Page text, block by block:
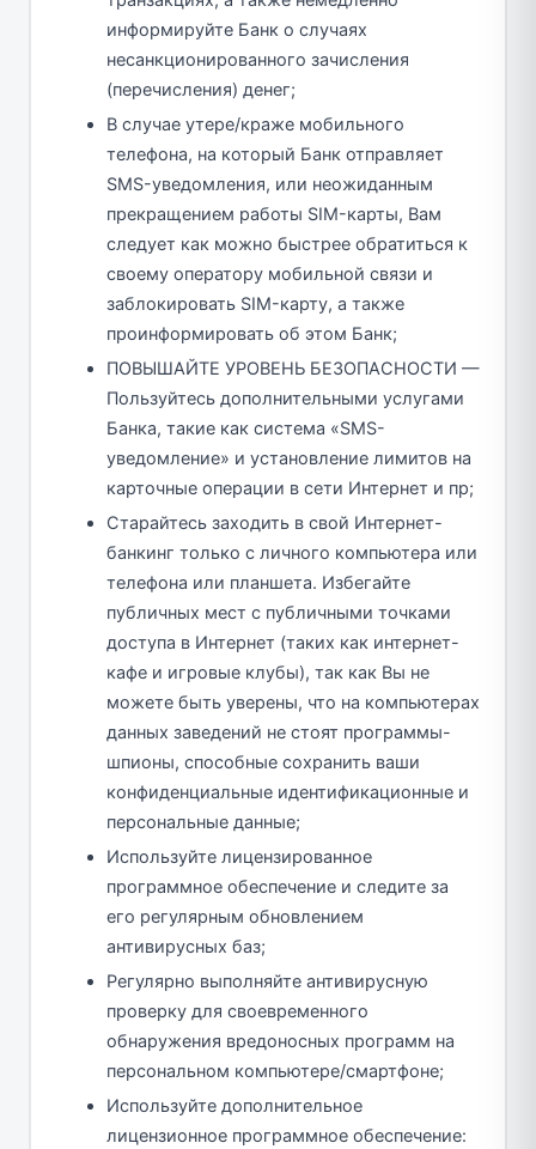
информируйте Банк о случаях
несанкционированного зачисления
(перечисления) денег;
В случае утере/краже мобильного
телефона, на который Банк отправляет
SMS-уведомления, или неожиданным
прекращением работы SIM-карты, Вам
следует как можно быстрее обратиться к
своему оператору мобильной связи и
заблокировать SIM-карту, а также
проинформировать об этом Банк;
ПОВЫШАЙТЕ УРОВЕНЬ БЕЗОПАСНОСТИ —
Пользуйтесь дополнительными услугами
Банка, такие как система «SMS-
уведомление» и установление лимитов на
карточные операции в сети Интернет и пр;
Старайтесь заходить в свой Интернет-
банкинг только с личного компьютера или
телефона или планшета. Избегайте
публичных мест с публичными точками
доступа в Интернет (таких как интернет-
кафе и игровые клубы), так как Вы не
можете быть уверены, что на компьютерах
данных заведений не стоят программы-
шпионы, способные сохранить ваши
конфиденциальные идентификационные и
персональные данные;
Используйте лицензированное
программное обеспечение и следите за
его регулярным обновлением
антивирусных баз;
Регулярно выполняйте антивирусную
проверку для своевременного
обнаружения вредоносных программ на
персональном компьютере/смартфоне;
Используйте дополнительное
лицензионное программное обеспечение: